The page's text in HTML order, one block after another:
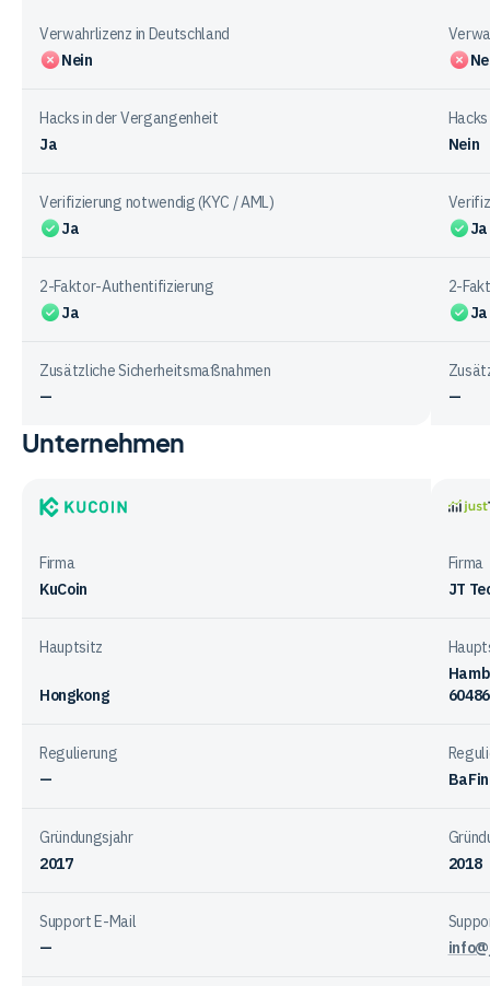
Anbietern
Verwahrlizenz in Deutschland
Nein
Hacks in der Vergangenheit
Ja
Nein
Verifizierung notwendig (KYC / AML)
Ja
Ja
2-Faktor-Authentifizierung
Ja
2-
Ja
Zusätzliche Sicherheitsmaßnahmen
—
—
Vergleichstabelle
Sicherheit
bei
Anbietern
Unternehmen
Firma
KuCoin
Firma
JT
Hauptsitz
Hongkong
Regulierung
—
BaFin
Gründungsjahr
2017
2018
Support E-Mail
—